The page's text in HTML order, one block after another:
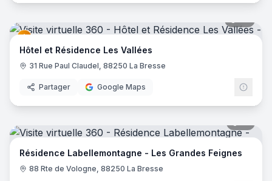
Hôtel et Résidence Les Vallées
31 Rue Paul Claudel, 88250 La Bresse
Partager Google Maps
Résidence Labellemontagne - Les Grandes Feignes
88 Rte de Vologne, 88250 La Bresse